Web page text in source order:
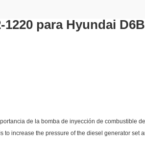
para Hyundai
de la bomba de inyección de combustible
increase the pressure of the diesel generator set